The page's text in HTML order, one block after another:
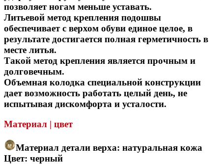
позволяет ногам меньше уставать.
Литьевой метод крепления подошвы
обеспечивает с верхом обуви единое целое, в
результате достигается полная герметичность в
месте литья.
Такой метод крепления является прочным и
долговечным.
Объемная колодка специальной конструкции
дает возможность работать целый день, не
испытывая дискомфорта и усталости.
Материал | цвет
Материал детали верха: натуральная кожа
Цвет: черный